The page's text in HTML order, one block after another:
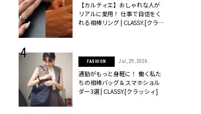
【カルティエ】おしゃれな人が
リアルに愛用！ 仕事で自信をく
れる相棒リング | CLASSY.[クラッ
FASHION Jul, 29, 2026
通勤がもっと身軽に！ 働く私た
ちの相棒バッグ＆スマホショル
ダー3選 | CLASSY.[クラッシィ]